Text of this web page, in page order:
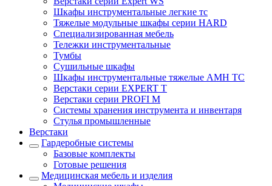
Шкафы инструментальные легкие тс
Тяжелые модульные шкафы серии HARD
Cпециализированная мебель
Тележки инструментальные
Тумбы
Cушильные шкафы
Шкафы инструментальные тяжелые AMH TC
Верстаки серии EXPERT T
Верстаки серии PROFI M
Системы хранения инструмента и инвентаря
Стулья промышленные
Верстаки
Гардеробные системы
Базовые комплекты
Готовые решения
Медицинская мебель и изделия